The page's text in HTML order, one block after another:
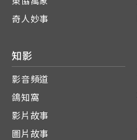
奇人妙事
知影
影音頻道
鴿知窩
影片故事
圖片故事